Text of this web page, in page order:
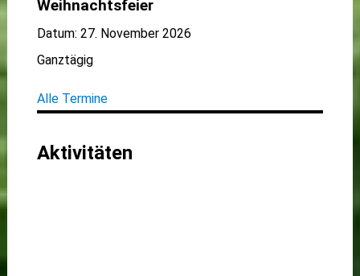
Weihnachtsfeier
Datum: 27. November 2026
Ganztägig
Alle Termine
Aktivitäten